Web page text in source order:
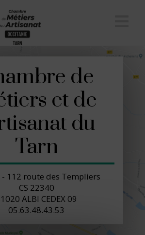
de
et de
du
Tarn
- 112 route des Templiers
CS 22340
ALBI CEDEX 09
05.63.48.43.53